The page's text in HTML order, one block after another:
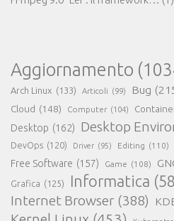
Aggiornamento
Arch Linux (133) Articoli (99) Bug
Cloud (148) Computer (104)
Desktop (162) Desktop
DevOps (120) Driver (95) Editing (110)
Free Software (157) Game (108)
Grafica (125) Informatica
Internet Browser (388)